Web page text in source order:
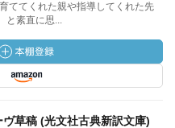
ててくれた親や指導してくれた先
と素直に思...
草稿 (光文社古典新訳文庫)